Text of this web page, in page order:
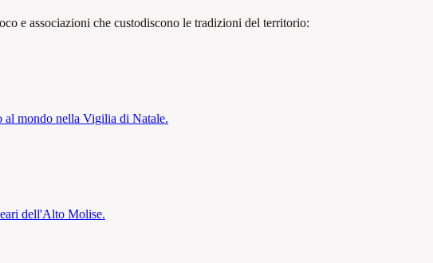
e associazioni che custodiscono le tradizioni del territorio:
al mondo nella Vigilia di Natale.
dell'Alto Molise.